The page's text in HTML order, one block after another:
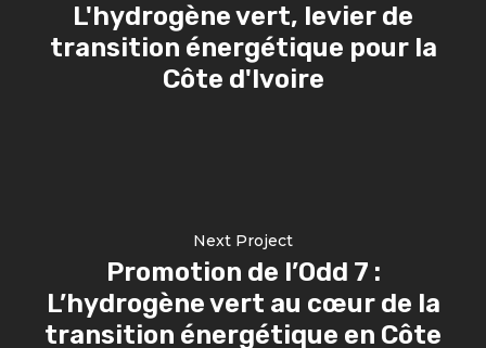
L'hydrogène vert, levier de
transition énergétique pour la
Côte d'Ivoire
Next Project
Promotion de l’Odd 7 :
L’hydrogène vert au cœur de la
transition énergétique en Côte